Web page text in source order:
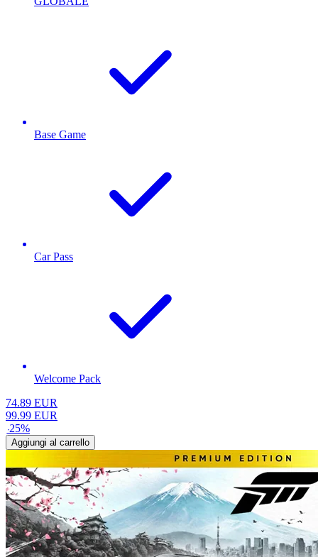
Base Game
Car Pass
Welcome Pack
74.89 EUR
99.99 EUR
-25%
Aggiungi al carrello